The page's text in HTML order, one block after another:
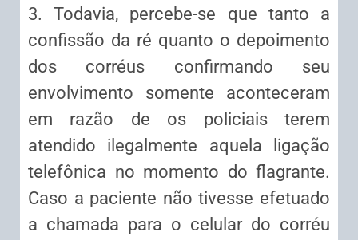
3. Todavia, percebe-se que tanto a
confissão da ré quanto o depoimento
dos corréus confirmando seu
envolvimento somente aconteceram
em razão de os policiais terem
atendido ilegalmente aquela ligação
telefônica no momento do flagrante.
Caso a paciente não tivesse efetuado
a chamada para o celular do corréu